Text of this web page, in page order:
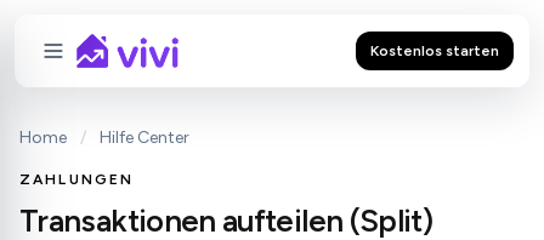
Kostenlos starten
Home / Hilfe Center
ZAHLUNGEN
Transaktionen aufteilen (Split)